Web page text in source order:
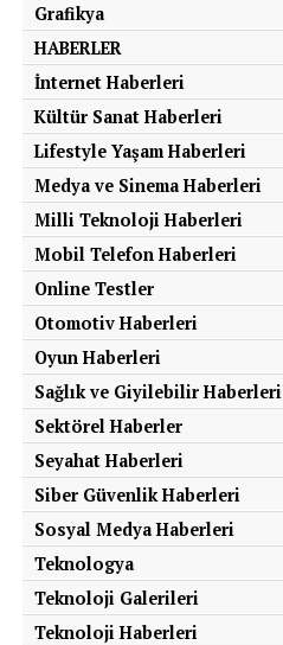
Grafikya
HABERLER
İnternet Haberleri
Kültür Sanat Haberleri
Lifestyle Yaşam Haberleri
Medya ve Sinema Haberleri
Milli Teknoloji Haberleri
Mobil Telefon Haberleri
Online Testler
Otomotiv Haberleri
Oyun Haberleri
Sağlık ve Giyilebilir Haberleri
Sektörel Haberler
Seyahat Haberleri
Siber Güvenlik Haberleri
Sosyal Medya Haberleri
Teknologya
Teknoloji Galerileri
Teknoloji Haberleri